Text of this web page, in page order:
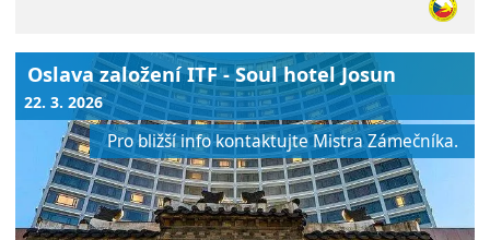
Oslava založení ITF - Soul hotel Josun
22. 3. 2026
Pro bližší info kontaktujte Mistra Zámečníka.